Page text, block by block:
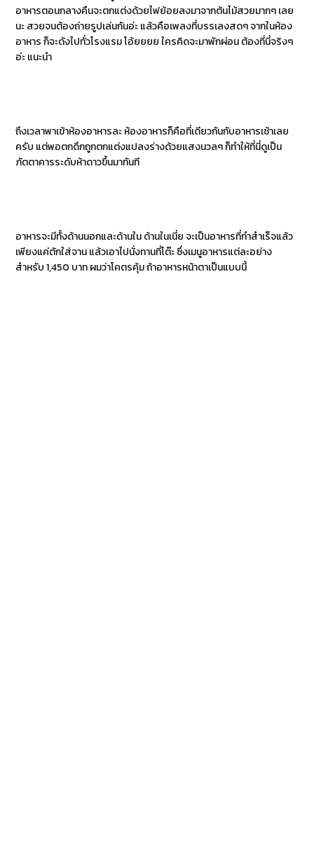
อาหารตอนกลางคืนจะตกแต่งด้วยไฟย้อยลงมาจากต้นไม้สวยมากๆ เลย
นะ สวยจนต้องถ่ายรูปเล่นกันอ่ะ แล้วคือเพลงที่บรรเลงสดๆ จากในห้อง
อาหาร ก็จะดังไปทั่วโรงแรม โอ้ยยยย ใครคิดจะมาพักผ่อน ต้องที่นี่จริงๆ
อ่ะ แนะนำ
ถึงเวลาพาเข้าห้องอาหารละ ห้องอาหารก็คือที่เดียวกันกับอาหารเช้าเลย
ครับ แต่พอตกดึกถูกตกแต่งแปลงร่างด้วยแสงนวลๆ ก็ทำให้ที่นี่ดูเป็น
ภัตตาคารระดับห้าดาวขึ้นมาทันที
อาหารจะมีทั้งด้านนอกและด้านใน ด้านในเนี่ย จะเป็นอาหารที่ทำสำเร็จแล้ว
เพียงแค่ตักใส่จาน แล้วเอาไปนั่งทานที่โต๊ะ ซึ่งเมนูอาหารแต่ละอย่าง
สำหรับ 1,450 บาท ผมว่าโคตรคุ้ม ถ้าอาหารหน้าตาเป็นแบบนี้